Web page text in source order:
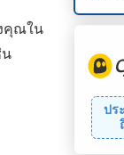
คุณใน
น
ปร